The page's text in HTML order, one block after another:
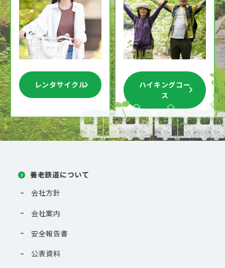
レンタサイクル
ハイキングコー
ス
養老鉄道について
会社方針
会社案内
安全報告書
公表資料